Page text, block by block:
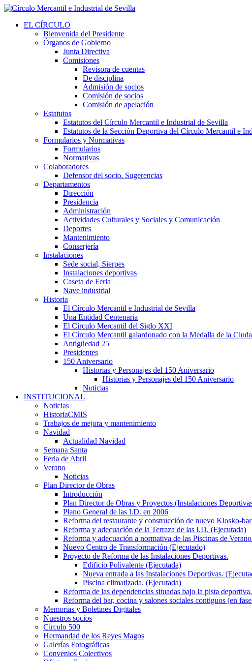
EL CÍRCULO
Bienvenida del Presidente
Órganos de Gobierno
Junta Directiva
Comisiones
Revisora de cuentas
De disciplina
Admisión de socios
Comisión de socios
Comisión de apelación
Estatutos
Estatutos del Círculo Mercantil e Industrial de Sevilla
Estatutos de la Sección Deportiva del Círculo Mercantil e
Formularios y Normativas
Formularios
Normativas
Colaboradores
Defensor del socio. Sugerencias
Departamentos
Dirección
Presidencia
Administración
Actividades Culturales y Sociales y Comunicación
Deportes
Mantenimiento
Conserjería
Instalaciones
Sede social, Sierpes
Instalaciones deportivas
Caseta de Feria
Nave industrial
Historia
El Círculo Mercantil e Industrial de Sevilla
Una Entidad Centenaria
El Círculo Mercantil del Siglo XXI
El Círculo Mercantil galardonado con la Medalla de la
Antigüedad 25
Presidentes
150 Aniversario
Historias y Personajes del 150 Aniversario
Historias y Personajes del 150 Aniversario
Noticias
INSTITUCIONAL
Noticias
HistoriaCMIS
Trabajos de mejora y mantenimiento
Navidad
Actualidad Navidad
Semana Santa
Feria de Abril
Verano
Noticias
Plan Director de Obras
Introducción
Plan Director de Obras y Proyectos (Instalaciones
Plano General de las I.D. en 2006
Reforma del restaurante y construcción de nuevo Kiosko-
Reforma y adecuación de la Terraza de las I.D. (Ejecutada)
Reforma y adecuación a normativa de las Piscinas de
Nuevo Centro de Transformación (Ejecutado)
Proyecto de Reforma de las Instalaciones Deportivas.
Edificio Polivalente (Ejecutada)
Nueva entrada a las Instalaciones Deportivas.
Piscina climatizada. (Ejecutada)
Reforma de las dependencias situadas bajo la pista
Reforma del bar, cocina y salones sociales contiguos (en
Memorias y Boletines Digitales
Nuestros socios
Círculo 500
Hermandad de los Reyes Magos
Galerías Fotográficas
Convenios Colectivos